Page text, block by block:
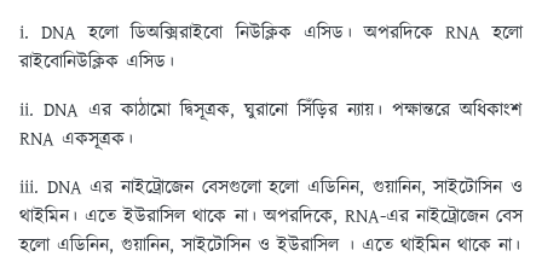
i. DNA হলো ডিঅক্সিরাইবো নিউক্লিক এসিড। অপরদিকে RNA হলো
রাইবোনিউক্লিক এসিড।
ii. DNA এর কাঠামো দ্বিসূত্রক, ঘুরানো সিঁড়ির ন্যায়। পক্ষান্তরে অধিকাংশ
RNA একসূত্রক।
iii. DNA এর নাইট্রোজেন বেসগুলো হলো এডিনিন, গুয়ানিন, সাইটোসিন ও
থাইমিন। এতে ইউরাসিল থাকে না। অপরদিকে, RNA-এর নাইট্রোজেন বেস
হলো এডিনিন, গুয়ানিন, সাইটোসিন ও ইউরাসিল । এতে থাইমিন থাকে না।